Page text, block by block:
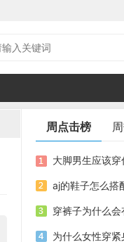
周点击榜
穿裤子为什么